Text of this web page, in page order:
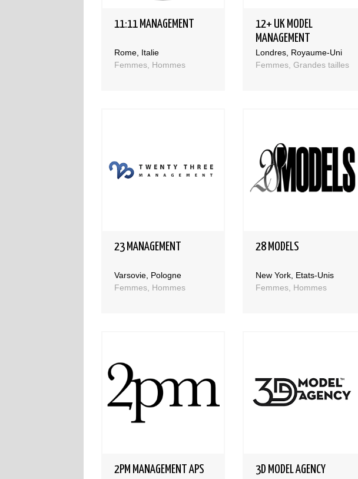
11:11 MANAGEMENT
Rome, Italie
Femmes, Hommes
12+ UK MODEL
MANAGEMENT
Londres, Royaume-Uni
Femmes, Grandes tailles
23 MANAGEMENT
Varsovie, Pologne
Femmes, Hommes
28 MODELS
New York, Etats-Unis
Femmes, Hommes
2PM MANAGEMENT APS 3D MODEL AGENCY